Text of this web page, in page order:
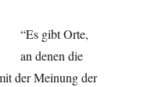
“Es gibt Orte,
an denen die
der Meinung der